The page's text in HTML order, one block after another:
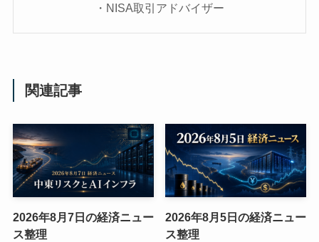
・NISA取引アドバイザー
関連記事
2026年8月7日の経済ニュー
ス整理
2026年8月5日の経済ニュー
ス整理